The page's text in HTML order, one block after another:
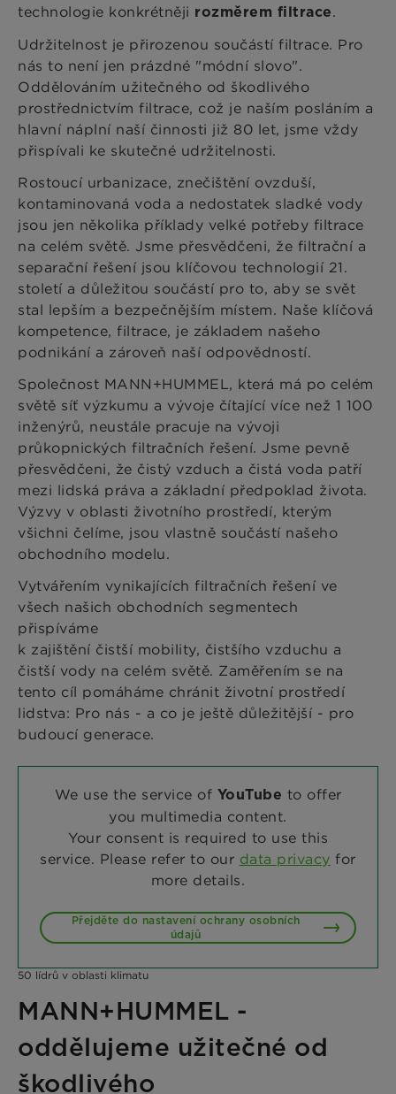
technologie konkrétněji rozměrem filtrace.
Udržitelnost je přirozenou součástí filtrace. Pro
nás to není jen prázdné "módní slovo".
Oddělováním užitečného od škodlivého
prostřednictvím filtrace, což je naším posláním a
hlavní náplní naší činnosti již 80 let, jsme vždy
přispívali ke skutečné udržitelnosti.
Rostoucí urbanizace, znečištění ovzduší,
kontaminovaná voda a nedostatek sladké vody
jsou jen několika příklady velké potřeby filtrace
na celém světě. Jsme přesvědčeni, že filtrační a
separační řešení jsou klíčovou technologií 21.
století a důležitou součástí pro to, aby se svět
stal lepším a bezpečnějším místem. Naše klíčová
kompetence, filtrace, je základem našeho
podnikání a zároveň naší odpovědností.
Společnost MANN+HUMMEL, která má po celém
světě síť výzkumu a vývoje čítající více než 1 100
inženýrů, neustále pracuje na vývoji
průkopnických filtračních řešení. Jsme pevně
přesvědčeni, že čistý vzduch a čistá voda patří
mezi lidská práva a základní předpoklad života.
Výzvy v oblasti životního prostředí, kterým
všichni čelíme, jsou vlastně součástí našeho
obchodního modelu.
Vytvářením vynikajících filtračních řešení ve
všech našich obchodních segmentech
přispíváme
k zajištění čistší mobility, čistšího vzduchu a
čistší vody na celém světě. Zaměřením se na
tento cíl pomáháme chránit životní prostředí
lidstva: Pro nás - a co je ještě důležitější - pro
budoucí generace.
We use the service of YouTube to offer
you multimedia content.
Your consent is required to use this
service. Please refer to our data privacy for
more details.
Přejděte do nastavení ochrany osobních
údajů
50 lídrů v oblasti klimatu
MANN+HUMMEL -
oddělujeme užitečné od
škodlivého